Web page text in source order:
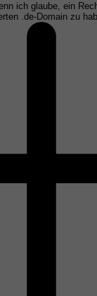
ich glaube, ein
.de-Domain zu